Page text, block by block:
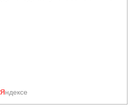
Яндексе